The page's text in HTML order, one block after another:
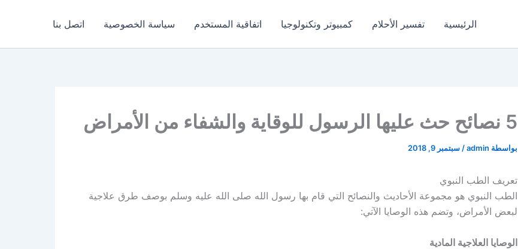
الرئيسية تفسير الأحلام كمبيوتر وتكنولوجيا اتفاقية المستخدم سياسة الخصوصية اتصل بنا
5 نصائح حث عليها الرسول للوقاية والشفاء من الأمراض
بواسطة admin
/ سبتمبر 9, 2018
تعريف الطب النبوي
الطب النبوي هو مجموعة الأحاديث والنصائح التي قام بها رسول الله صلى الله عليه وسلم بوصف طرق علاجية
لبعض الأمراض، وتضم هذه الوصايا الآتي:
الوصايا العلاجية المادية